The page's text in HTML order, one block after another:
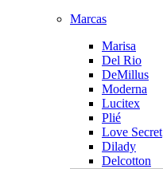
Marcas
Marisa
Del Rio
DeMillus
Moderna
Lucitex
Plié
Love Secret
Dilady
Delcotton